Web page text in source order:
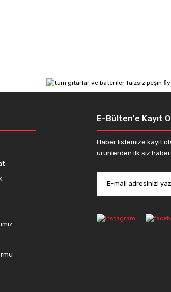
Yorum Yaz
E-Bülten'e Kayıt
Haber listemize kayıt
ürünlerden ilk siz